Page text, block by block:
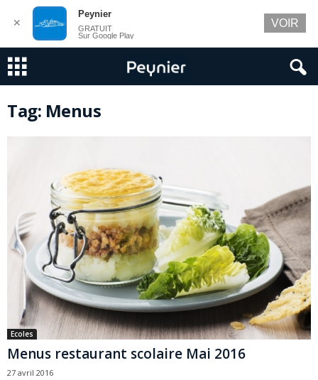
Tag: Menus
Ecoles
Menus restaurant scolaire Mai 2016
27 avril 2016
✕
Peynier
GRATUIT
Sur Google Play
VOIR